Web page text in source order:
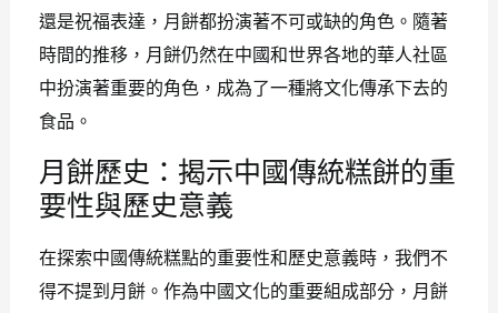
還是祝福表達，月餅都扮演著不可或缺的角色。隨著
時間的推移，月餅仍然在中國和世界各地的華人社區
中扮演著重要的角色，成為了一種將文化傳承下去的
食品。
月餅歷史：揭示中國傳統糕餅的重
要性與歷史意義
在探索中國傳統糕點的重要性和歷史意義時，我們不
得不提到月餅。作為中國文化的重要組成部分，月餅